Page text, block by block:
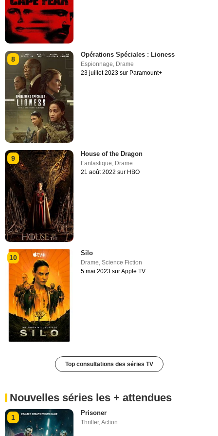
8
Opérations Spéciales : Lioness
Espionnage Drame
23 juillet 2023 sur Paramount+
9
House of the Dragon
Fantastique, Drame
21 août 2022 sur HBO
10
Silo
Drame,Science Fiction
5 mai 2023 sur Apple TV
Top consultations des séries TV
Nouvelles séries les + attendues
1
Prisoner
Thriller,Action